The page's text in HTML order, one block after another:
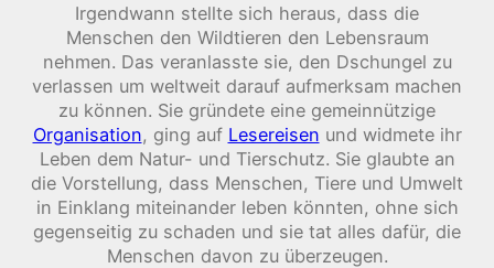
Irgendwann stellte sich heraus, dass die
Menschen den Wildtieren den Lebensraum
nehmen. Das veranlasste sie, den Dschungel zu
verlassen um weltweit darauf aufmerksam machen
zu können. Sie gründete eine gemeinnützige
Organisation, ging auf Lesereisen und widmete ihr
Leben dem Natur- und Tierschutz. Sie glaubte an
die Vorstellung, dass Menschen, Tiere und Umwelt
in Einklang miteinander leben könnten, ohne sich
gegenseitig zu schaden und sie tat alles dafür, die
Menschen davon zu überzeugen.